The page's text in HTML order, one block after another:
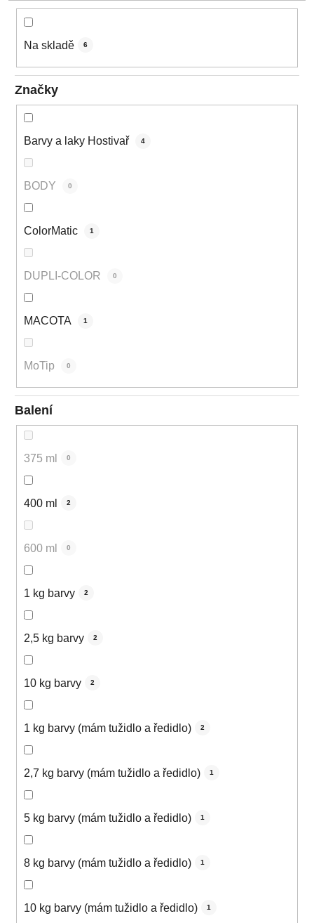
Na skladě 6
Značky
Barvy a laky Hostivař 4
BODY 0
ColorMatic 1
DUPLI-COLOR 0
MACOTA 1
MoTip 0
Balení
375 ml 0
400 ml 2
600 ml 0
1 kg barvy 2
2,5 kg barvy 2
10 kg barvy 2
1 kg barvy (mám tužidlo a ředidlo) 2
2,7 kg barvy (mám tužidlo a ředidlo) 1
5 kg barvy (mám tužidlo a ředidlo) 1
8 kg barvy (mám tužidlo a ředidlo) 1
10 kg barvy (mám tužidlo a ředidlo) 1